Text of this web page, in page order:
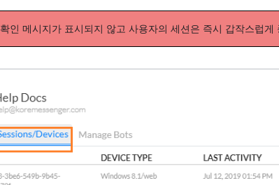
확인 메시지가 표시되지 않고 사용자의 세션은 즉시 갑작스럽게